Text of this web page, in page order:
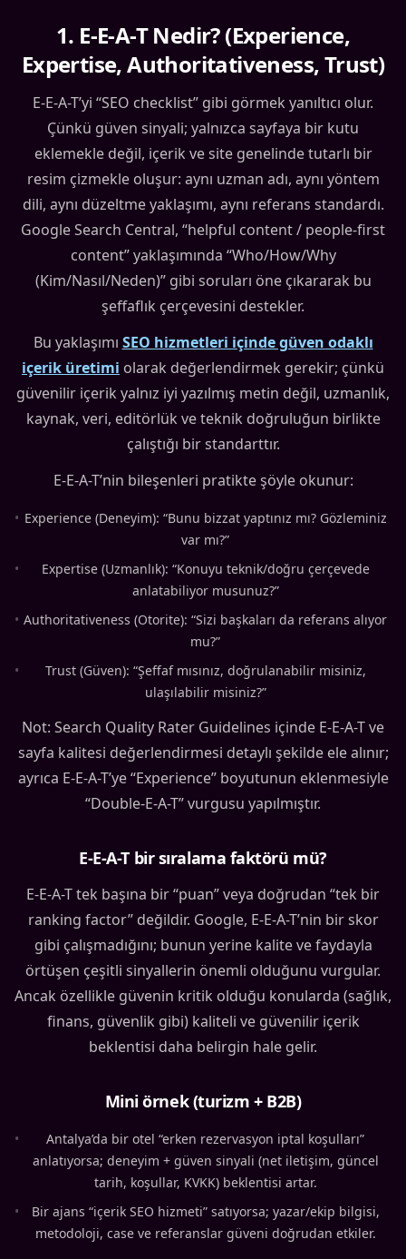
1. E-E-A-T Nedir? (Experience,
Expertise, Authoritativeness, Trust)
E-E-A-T’yi “SEO checklist” gibi görmek yanıltıcı olur.
Çünkü güven sinyali; yalnızca sayfaya bir kutu
eklemekle değil, içerik ve site genelinde tutarlı bir
resim çizmekle oluşur: aynı uzman adı, aynı yöntem
dili, aynı düzeltme yaklaşımı, aynı referans standardı.
Google Search Central, “helpful content / people-first
content” yaklaşımında “Who/How/Why
(Kim/Nasıl/Neden)” gibi soruları öne çıkararak bu
şeffaflık çerçevesini destekler.
Bu yaklaşımı SEO hizmetleri içinde güven odaklı
içerik üretimi olarak değerlendirmek gerekir; çünkü
güvenilir içerik yalnız iyi yazılmış metin değil, uzmanlık,
kaynak, veri, editörlük ve teknik doğruluğun birlikte
çalıştığı bir standarttır.
E-E-A-T’nin bileşenleri pratikte şöyle okunur:
• Experience (Deneyim): “Bunu bizzat yaptınız mı? Gözleminiz
var mı?”
•
Expertise (Uzmanlık): “Konuyu teknik/doğru çerçevede
anlatabiliyor musunuz?”
• Authoritativeness (Otorite): “Sizi başkaları da referans alıyor
mu?”
•
Trust (Güven): “Şeffaf mısınız, doğrulanabilir misiniz,
ulaşılabilir misiniz?”
Not: Search Quality Rater Guidelines içinde E-E-A-T ve
sayfa kalitesi değerlendirmesi detaylı şekilde ele alınır;
ayrıca E-E-A-T’ye “Experience” boyutunun eklenmesiyle
“Double-E-A-T” vurgusu yapılmıştır.
E-E-A-T bir sıralama faktörü mü?
E-E-A-T tek başına bir “puan” veya doğrudan “tek bir
ranking factor” değildir. Google, E-E-A-T’nin bir skor
gibi çalışmadığını; bunun yerine kalite ve faydayla
örtüşen çeşitli sinyallerin önemli olduğunu vurgular.
Ancak özellikle güvenin kritik olduğu konularda (sağlık,
finans, güvenlik gibi) kaliteli ve güvenilir içerik
beklentisi daha belirgin hale gelir.
Mini örnek (turizm + B2B)
•
Antalya’da bir otel “erken rezervasyon iptal koşulları”
anlatıyorsa; deneyim + güven sinyali (net iletişim, güncel
tarih, koşullar, KVKK) beklentisi artar.
•
Bir ajans “içerik SEO hizmeti” satıyorsa; yazar/ekip bilgisi,
metodoloji, case ve referanslar güveni doğrudan etkiler.